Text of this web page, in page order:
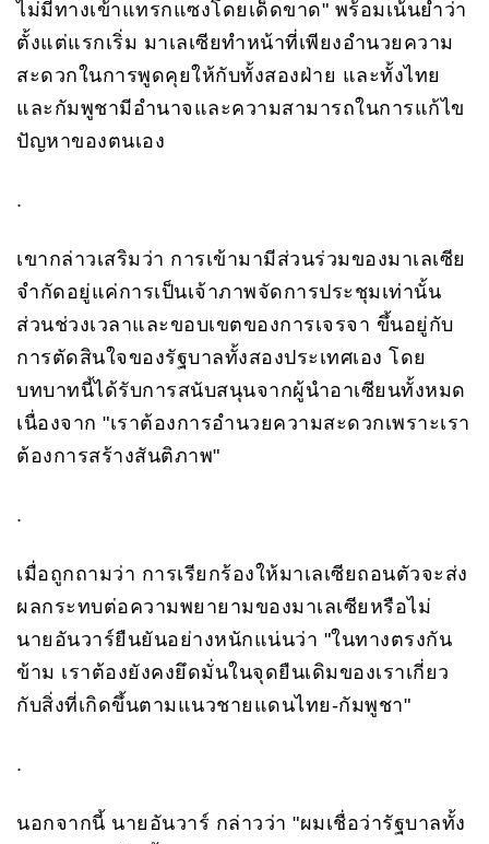
ไม่มีทางเข้าแทรกแซงโดยเด็ดขาด" พร้อมเน้นย้ำว่า
ตั้งแต่แรกเริ่ม มาเลเซียทำหน้าที่เพียงอำนวยความ
สะดวกในการพูดคุยให้กับทั้งสองฝ่าย และทั้งไทย
และกัมพูชามีอำนาจและความสามารถในการแก้ไข
ปัญหาของตนเอง
.
เขากล่าวเสริมว่า การเข้ามามีส่วนร่วมของมาเลเซีย
จำกัดอยู่แค่การเป็นเจ้าภาพจัดการประชุมเท่านั้น
ส่วนช่วงเวลาและขอบเขตของการเจรจา ขึ้นอยู่กับ
การตัดสินใจของรัฐบาลทั้งสองประเทศเอง โดย
บทบาทนี้ได้รับการสนับสนุนจากผู้นำอาเซียนทั้งหมด
เนื่องจาก "เราต้องการอำนวยความสะดวกเพราะเรา
ต้องการสร้างสันติภาพ"
.
เมื่อถูกถามว่า การเรียกร้องให้มาเลเซียถอนตัวจะส่ง
ผลกระทบต่อความพยายามของมาเลเซียหรือไม่
นายอันวาร์ยืนยันอย่างหนักแน่นว่า "ในทางตรงกัน
ข้าม เราต้องยังคงยึดมั่นในจุดยืนเดิมของเราเกี่ยว
กับสิ่งที่เกิดขึ้นตามแนวชายแดนไทย-กัมพูชา"
.
นอกจากนี้ นายอันวาร์ กล่าวว่า "ผมเชื่อว่ารัฐบาลทั้ง